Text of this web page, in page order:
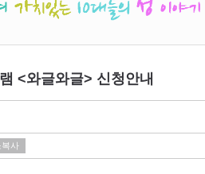
<와글와글> 신청안내
복사